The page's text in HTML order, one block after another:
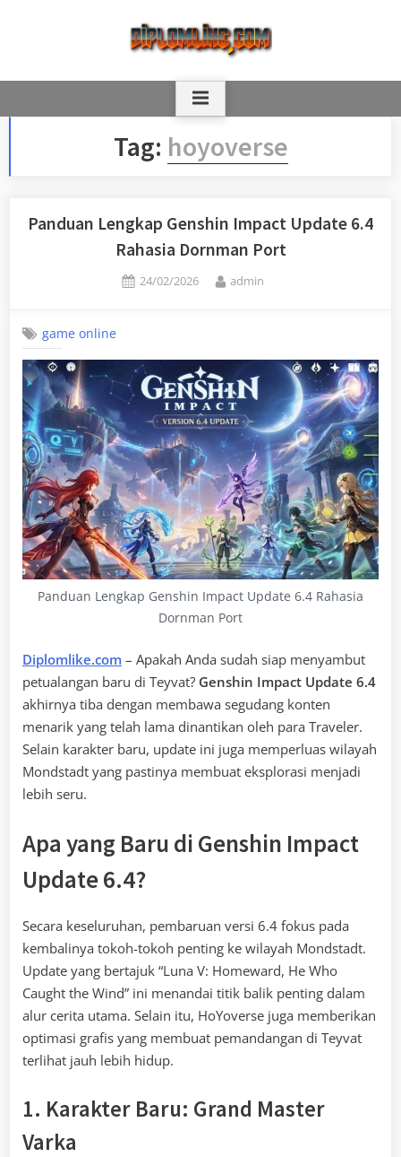
Tag: hoyoverse
Panduan Lengkap Genshin Impact Update 6.4
Rahasia Dornman Port
Posted
24/02/2026 By
admin
game online
Panduan Lengkap Genshin Impact Update 6.4 Rahasia
Dornman Port
Diplomlike.com – Apakah Anda sudah siap menyambut
petualangan baru di Teyvat? Genshin Impact Update 6.4
akhirnya tiba dengan membawa segudang konten
menarik yang telah lama dinantikan oleh para Traveler.
Selain karakter baru, update ini juga memperluas wilayah
Mondstadt yang pastinya membuat eksplorasi menjadi
lebih seru.
Apa yang Baru di Genshin Impact
Update 6.4?
Secara keseluruhan, pembaruan versi 6.4 fokus pada
kembalinya tokoh-tokoh penting ke wilayah Mondstadt.
Update yang bertajuk “Luna V: Homeward, He Who
Caught the Wind” ini menandai titik balik penting dalam
alur cerita utama. Selain itu, HoYoverse juga memberikan
optimasi grafis yang membuat pemandangan di Teyvat
terlihat jauh lebih hidup.
1. Karakter Baru: Grand Master
Varka